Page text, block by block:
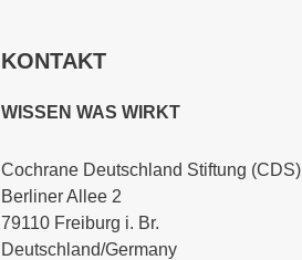
KONTAKT
WISSEN WAS WIRKT
Cochrane Deutschland Stiftung (CDS)
Berliner Allee 2
79110 Freiburg i. Br.
Deutschland/Germany